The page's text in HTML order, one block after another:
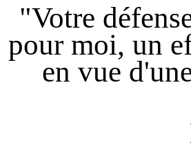
"Votre
pour moi, un
en vue